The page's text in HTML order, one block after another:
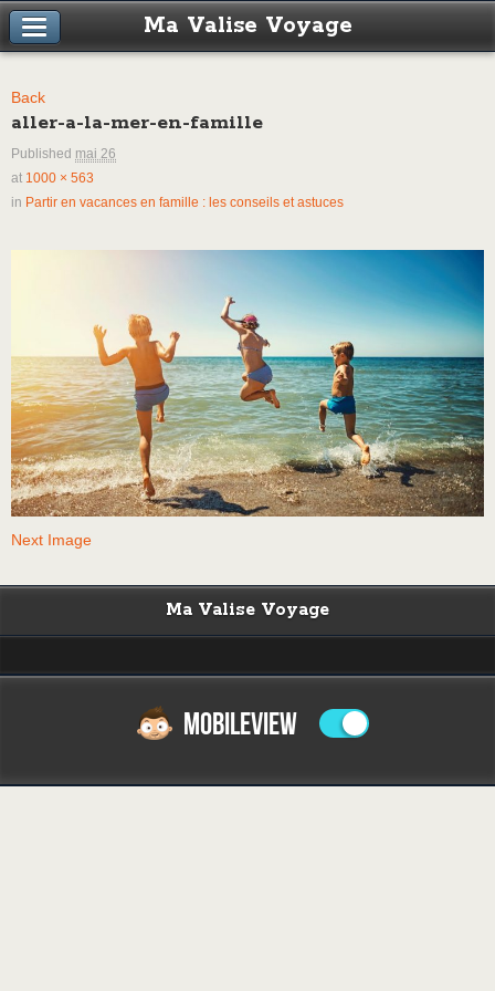
Ma Valise Voyage
Back
aller-a-la-mer-en-famille
Published mai 26
at 1000 × 563
in Partir en vacances en famille : les conseils et astuces
Next Image
Ma Valise Voyage
MOBILEVIEW